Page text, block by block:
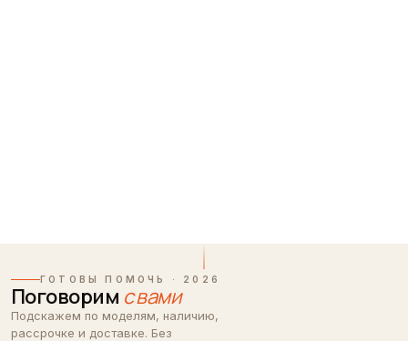
ГОТОВЫ ПОМОЧЬ · 2026
Поговорим с вами
Подскажем по моделям, наличию,
рассрочке и доставке. Без